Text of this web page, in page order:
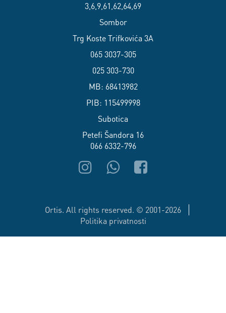
3,6,9,61,62,64,69
Sombor
Trg Koste Trifkovića 3A
065 3037-305
025 303-730
MB: 68413982
PIB: 115499998
Subotica
Petefi Šandora 16
066 6332-796
Ortis. All rights reserved. © 2001-2026
Politika privatnosti